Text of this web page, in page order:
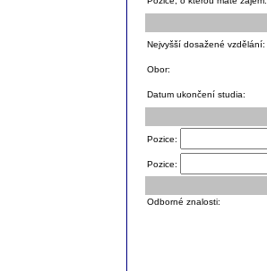
Nejvyšší dosažené vzdělání:
Obor:
Datum ukončení studia:
Pozice:
Pozice:
Odborné znalosti: